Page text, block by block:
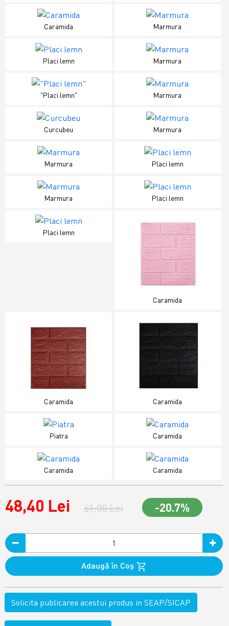
Caramida Marmura
Placi lemn Marmura
"Placi lemn" Marmura
Curcubeu Marmura
Marmura Placi lemn
Marmura Placi lemn
Placi lemn
Caramida
Caramida Caramida
Piatra Caramida
Caramida Caramida
48,40 Lei 61,00 Lei -20.7%
Adaugă în Coş
Solicita publicarea acestui produs in SEAP/SICAP